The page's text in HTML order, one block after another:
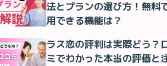
法とプランの選び方！無料
用できる機能は？
ラス恋の評判は実際どう？
ミでわかった本当の評価と